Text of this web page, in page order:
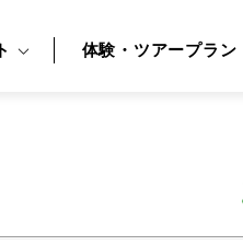
体験・ツアープラン